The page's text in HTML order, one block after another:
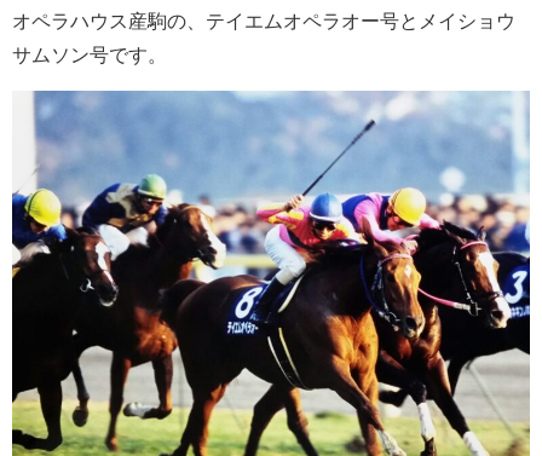
オペラハウス産駒の、テイエムオペラオー号とメイショウ
サムソン号です。